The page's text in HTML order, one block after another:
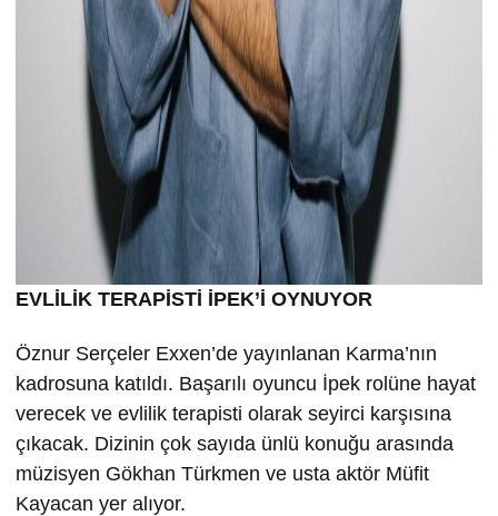
EVLİLİK TERAPİSTİ İPEK’İ OYNUYOR
Öznur Serçeler Exxen’de yayınlanan Karma’nın
kadrosuna katıldı. Başarılı oyuncu İpek rolüne hayat
verecek ve evlilik terapisti olarak seyirci karşısına
çıkacak. Dizinin çok sayıda ünlü konuğu arasında
müzisyen Gökhan Türkmen ve usta aktör Müfit
Kayacan yer alıyor.